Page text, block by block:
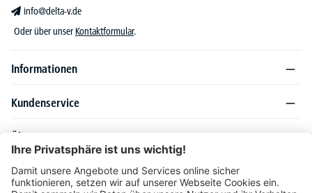
info@delta-v.de
Oder über unser Kontaktformular.
Informationen
Kundenservice
Über DELTA-V
Produktsortiment